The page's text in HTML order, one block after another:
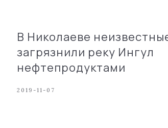
В Николаеве
загрязнили реку Ингул
нефтепродуктами
2019-11-07